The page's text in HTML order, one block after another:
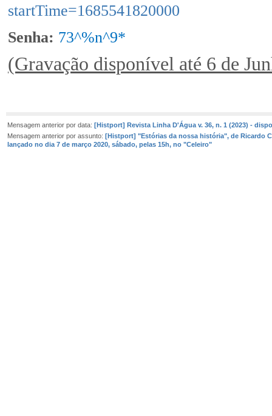
startTime=1685541820000
Senha: 73^%n^9*
(Gravação disponível até 6 de
Mensagem anterior por data: [Histport] Revista Linha D'Água v. 36, n. 1 (2023) -
Mensagem anterior por assunto: [Histport] "Estórias da nossa história", de Ricardo
lançado no dia 7 de março 2020, sábado, pelas 15h, no "Celeiro"